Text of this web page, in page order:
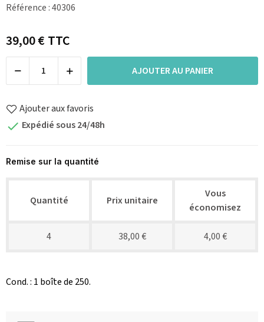
Référence :40306
39,00 €TTC
AJOUTER AU PANIER
Ajouter aux favoris
 Expédié sous 24/48h
Remise sur la quantité
Quantité Prix unitaire
Vous
économisez
4 38,00 € 4,00 €
Cond. : 1 boîte de 250.